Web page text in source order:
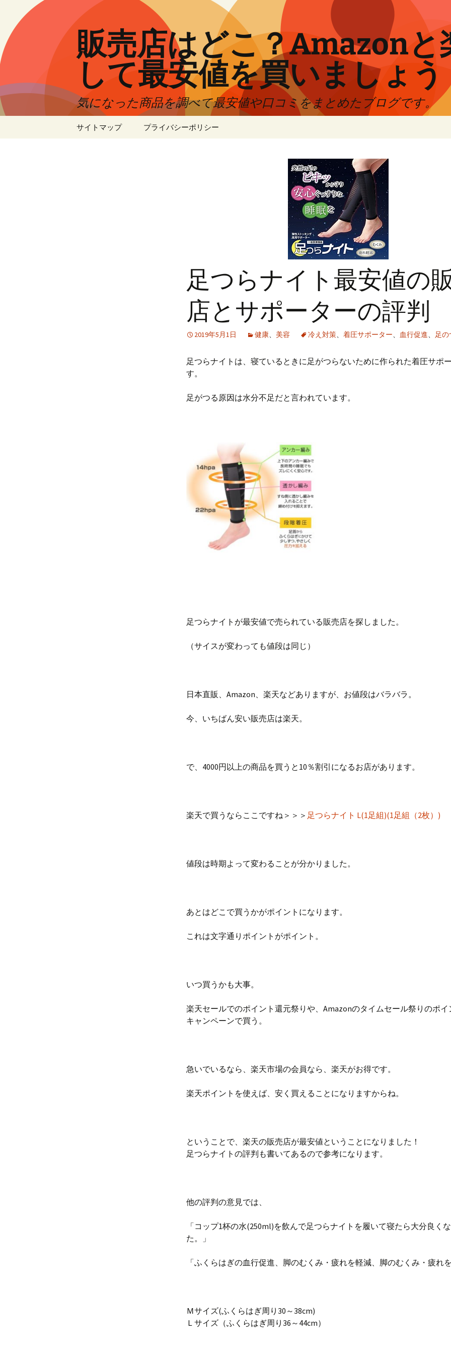
ン
ツ
へ
ッ
プ
販売店はどこ？Amazonと
して最安値を買いましょう
気になった商品を調べて最安値や口コミをまとめたブログです。
サイトマップ プライバシーポリシー
足つらナイト最安値の
店とサポーターの評判
2019年5月1日 健康、 美容 冷え対策、 着圧サポーター、 血行促進、 足の
足つらナイトは、寝ているときに足がつらないために作られた着圧サポ
す。
足がつる原因は水分不足だと言われています。
足つらナイトが最安値で売られている販売店を探しました。
（サイスが変わっても値段は同じ）
日本直販、Amazon、楽天などありますが、お値段はバラバラ。
今、いちばん安い販売店は楽天。
で、4000円以上の商品を買うと10％割引になるお店があります。
楽天で買うならここですね＞＞＞ 足つらナイト L(1足組)(1足組（2枚）)
値段は時期よって変わることが分かりました。
あとはどこで買うかがポイントになります。
これは文字通りポイントがポイント。
いつ買うかも大事。
楽天セールでのポイント還元祭りや、Amazonのタイムセール祭りのポ
キャンペーンで買う。
急いでいるなら、楽天市場の会員なら、楽天がお得です。
楽天ポイントを使えば、安く買えることになりますからね。
ということで、楽天の販売店が最安値ということになりました！
足つらナイトの評判も書いてあるので参考になります。
他の評判の意見では、
「コップ1杯の水(250ml)を飲んで足つらナイトを履いて寝たら大分良く
た。」
「ふくらはぎの血行促進、脚のむくみ・疲れを軽減、脚のむくみ・疲れを
Ｍサイズ(ふくらはぎ周り30～38cm)
Ｌサイズ（ふくらはぎ周り36～44cm）